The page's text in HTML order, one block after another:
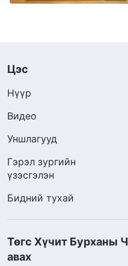
Цэс
Нүүр
Видео
Уншлагууд
Гэрэл зургийн
үзэсгэлэн
Бидний тухай
Төгс Хүчит Бурханы
авах